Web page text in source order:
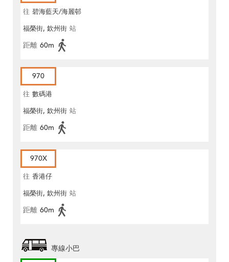
往 碧海藍天/海麗邨
福榮街, 欽州街 站
距離 60m
970
往 數碼港
福榮街, 欽州街 站
距離 60m
970X
往 香港仔
福榮街, 欽州街 站
距離 60m
專線小巴